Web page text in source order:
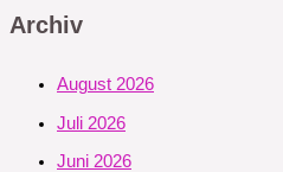
Archiv
August 2026
Juli 2026
Juni 2026